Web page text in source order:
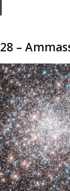
–